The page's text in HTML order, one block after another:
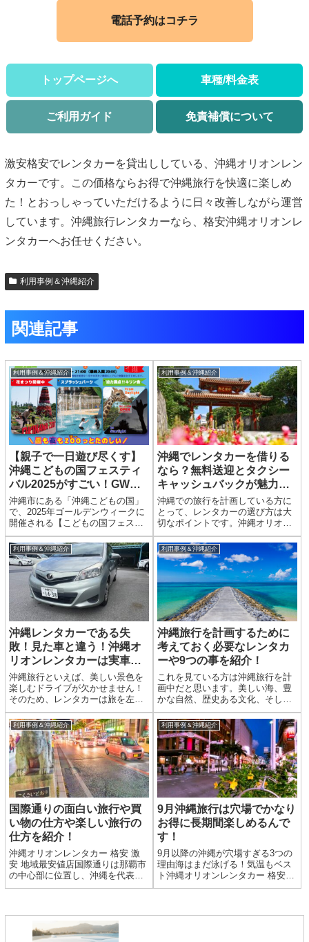
電話予約はコチラ
トップページへ 車種/料金表
ご利用ガイド 免責補償について
激安格安でレンタカーを貸出ししている、沖縄オリオンレン
タカーです。この価格ならお得で沖縄旅行を快適に楽しめ
た！とおっしゃっていただけるように日々改善しながら運営
しています。沖縄旅行レンタカーなら、格安沖縄オリオンレ
ンタカーへお任せください。
利用事例＆沖縄紹介
関連記事
利用事例＆沖縄紹介
【親子で一日遊び尽くす】
沖縄こどもの国フェスティ
バル2025がすごい！GWは
家族で動物と笑顔の休日を
沖縄市にある「沖縄こどもの国」
で、2025年ゴールデンウィークに
開催される【こどもの国フェステ
ィバル2025】。これは単なる“動物
園イベント”ではありません。動物
とのふれあいはもちろん、水遊
び・ナイトZOO・ライブパフォー
マンス・ワークショ...
利用事例＆沖縄紹介
沖縄でレンタカーを借りる
なら？無料送迎とタクシー
キャッシュバックが魅力の
沖縄オリオンレンタカー 格
安 激安 地域最安値店を解
説！
沖縄での旅行を計画している方に
とって、レンタカーの選び方は大
切なポイントです。沖縄オリオン
レンタカー 格安 激安 地域最安値
店沖縄オリオンレンタカーは、そ
の魅力的なサービスで多くの旅行
者に選ばれています。本記事で
は、沖縄オリオンレンタカーの...
利用事例＆沖縄紹介
沖縄レンタカーである失
敗！見た車と違う！沖縄オ
リオンレンタカーは実車両
掲載！
沖縄旅行といえば、美しい景色を
楽しむドライブが欠かせません！
そのため、レンタカーは旅を左右
する重要なアイテム。しかし、
「格安レンタカーを予約したら、
サイトの写真と全然違う古い車が
出てきた…」という失敗談を耳に
したことはありませんか？今回
は、...
利用事例＆沖縄紹介
沖縄旅行を計画するために
考えておく必要なレンタカ
ーや9つの事を紹介！
これを見ている方は沖縄旅行を計
画中だと思います。美しい海、豊
かな自然、歴史ある文化、そして
美味しい料理が楽しめる沖縄は、
日本国内でも人気の観光地です。
沖縄オリオンレンタカー 格安 激
安 地域最安値店限られた時間を最
大限に楽しむためには、事前...
利用事例＆沖縄紹介
国際通りの面白い旅行や買
い物の仕方や楽しい旅行の
仕方を紹介！
沖縄オリオンレンタカー 格安 激
安 地域最安値店国際通りは那覇市
の中心部に位置し、沖縄を代表す
るショッピング・観光エリアで
場所やお店を紹介します。 買い
物: 国際通りには数多くのシ...
利用事例＆沖縄紹介
9月沖縄旅行は穴場でかなり
お得に長期間楽しめるんで
す！
9月以降の沖縄が穴場すぎる3つの
理由海はまだ泳げる！気温もベス
ト沖縄オリオンレンタカー 格安
激安 地域最安値店9月の沖縄は平